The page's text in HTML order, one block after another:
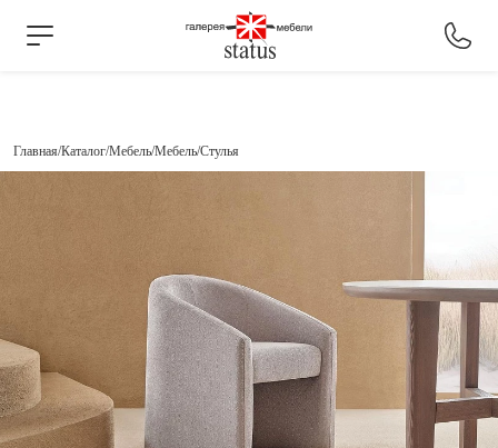
Главная Каталог Мебель Мебель Стулья